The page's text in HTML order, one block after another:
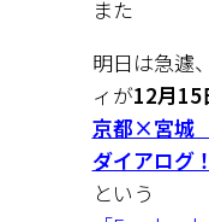
また
明日は急遽
ィが12月15
京都×宮城
ダイアログ
という